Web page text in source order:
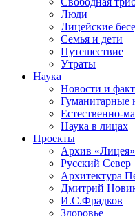
Люди
Лицейские
Семья и дети
Путешествие
Утраты
Наука
Новости и
Гуманитарные
Естественно-
Наука в лицах
Проекты
Архив
Русский Север
Архитектура
Дмитрий
И.С.Фрадков
Здоровье